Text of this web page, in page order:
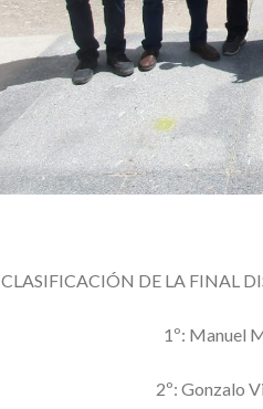
CLASIFICACIÓN DE LA FINAL
1º: Manuel
2º: Gonzalo